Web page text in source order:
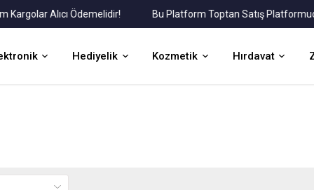
Alıcı Ödemelidir! Bu Platform Toptan Satış Platformudur.
Hediyelik Kozmetik Hırdavat